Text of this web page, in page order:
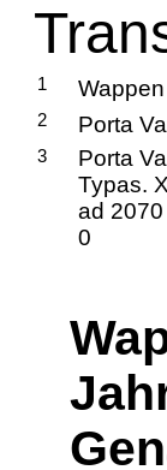
1 Wappen
2 Porta
3
Porta
Typas.
ad 2070
0